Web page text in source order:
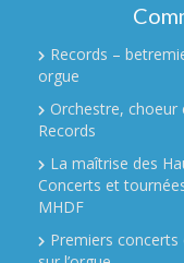
Records –
orgue
Orchestre,
Records
La maîtrise des
Concerts et
MHDF
Premiers concerts